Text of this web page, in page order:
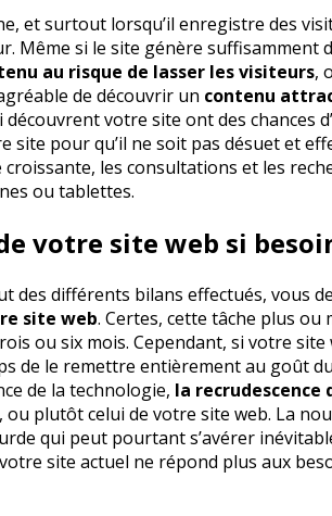
et surtout lorsqu’il enregistre des
Même si le site génère suffisamment
au risque de lasser les visiteurs,
de découvrir un contenu
votre site ont des chances
site pour qu’il ne soit pas désuet et
croissante, les consultations et les
ou tablettes.
votre site web si
des différents bilans effectués, vous
site web. Certes, cette tâche plus
ou six mois. Cependant, si votre site
de le remettre entièrement au goût
de la technologie, la recrudescence
plutôt celui de votre site web. La
qui peut pourtant s’avérer
site actuel ne répond plus aux